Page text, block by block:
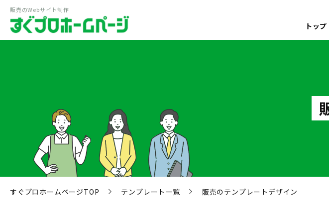
販売のWebサイト制作
トップ
すぐプロホームページTOP テンプレート一覧 販売のテンプレートデザイン